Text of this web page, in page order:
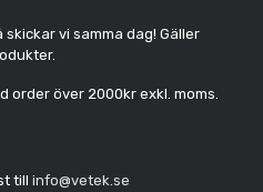
skickar vi samma dag! Gäller
order över 2000kr exkl. moms.
till info@vetek.se